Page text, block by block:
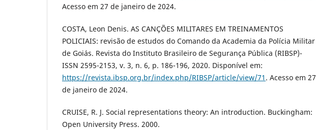
Acesso em 27 de janeiro de 2024.
COSTA, Leon Denis. AS CANÇÕES MILITARES EM TREINAMENTOS
POLICIAIS: revisão de estudos do Comando da Academia da Polícia Militar
de Goiás. Revista do Instituto Brasileiro de Segurança Pública (RIBSP)-
ISSN 2595-2153, v. 3, n. 6, p. 186-196, 2020. Disponível em:
https://revista.ibsp.org.br/index.php/RIBSP/article/view/71 . Acesso em 27
de janeiro de 2024.
CRUISE, R. J. Social representations theory: An introduction. Buckingham:
Open University Press. 2000.